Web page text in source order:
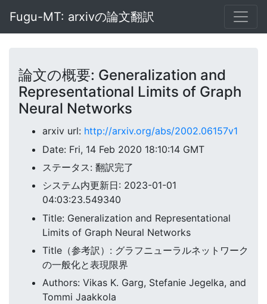
Fugu-MT: arxivの論文翻訳
論文の概要: Generalization and
Representational Limits of Graph
Neural Networks
arxiv url: http://arxiv.org/abs/2002.06157v1
Date: Fri, 14 Feb 2020 18:10:14 GMT
ステータス: 翻訳完了
システム内更新日: 2023-01-01
04:03:23.549340
Title: Generalization and Representational
Limits of Graph Neural Networks
Title（参考訳）: グラフニューラルネットワーク
の一般化と表現限界
Authors: Vikas K. Garg, Stefanie Jegelka, and
Tommi Jaakkola